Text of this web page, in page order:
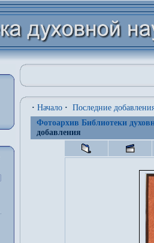
· Начало · Последние
Фотоархив Библиотеки
добавления